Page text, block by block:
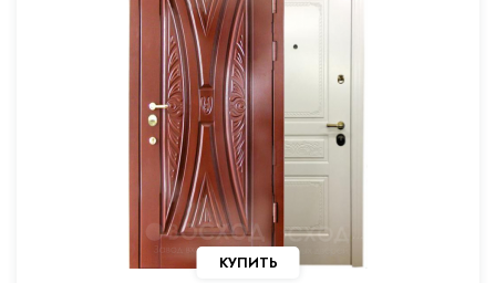
КУПИТЬ